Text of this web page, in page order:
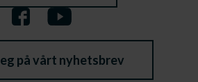
på vårt nyhetsbrev